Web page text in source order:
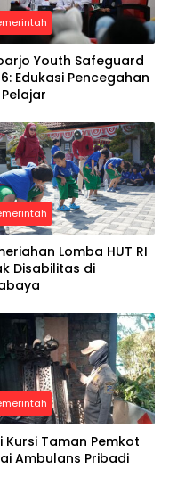
Youth Safeguard
Edukasi Pencegahan
Pelajar
Lomba HUT RI
Disabilitas di
Kursi Taman Pemkot
Ambulans Pribadi